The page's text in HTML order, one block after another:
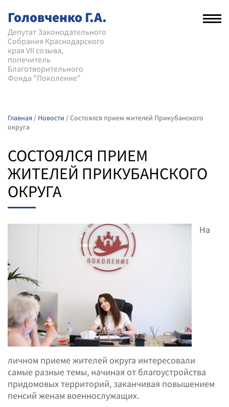
Головченко Г.А.
Депутат Законодательного
Собрания Краснодарского
края VII созыва,
попечитель
Благотворительного
Фонда "Поколение"
Главная / Новости /Состоялся прием жителей Прикубанского
округа
СОСТОЯЛСЯ ПРИЕМ
ЖИТЕЛЕЙ ПРИКУБАНСКОГО
ОКРУГА
На
личном приеме жителей округа интересовали
самые разные темы, начиная от благоустройства
придомовых территорий, заканчивая повышением
пенсий женам военнослужащих.